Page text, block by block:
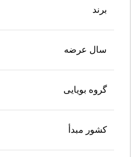
برند
سال عرضه
گروه بویایی
کشور مبدأ